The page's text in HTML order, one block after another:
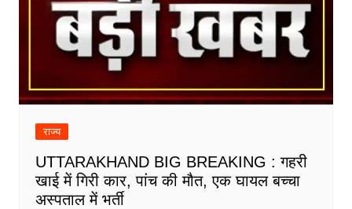
राज्य
UTTARAKHAND BIG BREAKING : गहरी
खाई में गिरी कार, पांच की मौत, एक घायल बच्चा
अस्पताल में भर्ती